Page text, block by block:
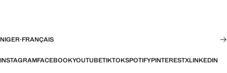
NIGER·FRANÇAIS
INSTAGRAMFACEBOOKYOUTUBETIKTOKSPOTIFYPINTERESTXLINKEDIN